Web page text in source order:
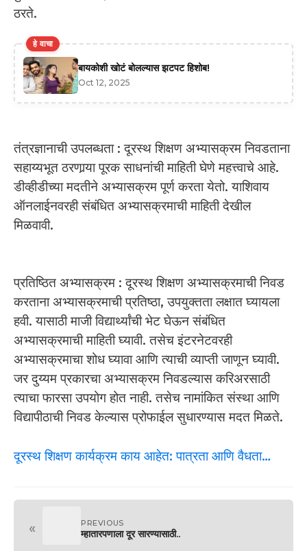
ठरते.
हे वाचा
बायकोशी खोटं बोलल्यास झटपट हिशोब!
Oct 12, 2025
तंत्रज्ञानाची उपलब्धता : दूरस्थ शिक्षण अभ्यासक्रम निवडताना
सहाय्यभूत ठरणार्‍या पूरक साधनांची माहिती घेणे महत्त्वाचे आहे.
डीव्हीडीच्या मदतीने अभ्यासक्रम पूर्ण करता येतो. याशिवाय
ऑनलाईनवरही संबंधित अभ्यासक्रमाची माहिती देखील
मिळवावी.
प्रतिष्ठित अभ्यासक्रम : दूरस्थ शिक्षण अभ्यासक्रमाची निवड
करताना अभ्यासक्रमाची प्रतिष्ठा, उपयुक्तता लक्षात घ्यायला
हवी. यासाठी माजी विद्यार्थ्यांची भेट घेऊन संबंधित
अभ्यासक्रमाची माहिती घ्यावी. तसेच इंटरनेटवरही
अभ्यासक्रमाचा शोध घ्यावा आणि त्याची व्याप्ती जाणून घ्यावी.
जर दुय्यम प्रकारचा अभ्यासक्रम निवडल्यास करिअरसाठी
त्याचा फारसा उपयोग होत नाही. तसेच नामांकित संस्था आणि
विद्यापीठाची निवड केल्यास प्रोफाईल सुधारण्यास मदत मिळते.
दूरस्थ शिक्षण कार्यक्रम काय आहेत: पात्रता आणि वैधता…
« PREVIOUS
म्हातारपणाला दूर सारण्यासाठी..